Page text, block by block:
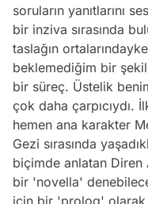
soruların yanıtlarını
bir inziva sırasında
taslağın
beklemediğim bir
bir süreç. Üstelik
çok daha çarpıcıydı.
hemen ana karakter
Gezi sırasında
biçimde anlatan Diren
bir 'novella'
için bir 'prolog' olarak